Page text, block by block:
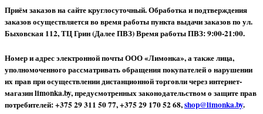
Приём заказов на сайте круглосуточный. Обработка и подтверждения
заказов осуществляется во время работы пункта выдачи заказов по ул.
Быховская 112, ТЦ Грин (Далее ПВЗ) Время работы ПВЗ: 9:00-21:00.
Номер и адрес электронной почты ООО «Лимонка», а также лица,
уполномоченного рассматривать обращения покупателей о нарушении
их прав при осуществлении дистанционной торговли через интернет-
магазин limonka.by, предусмотренных законодательством о защите прав
потребителей: +375 29 311 50 77, +375 29 170 52 68,shop@limonka.by.